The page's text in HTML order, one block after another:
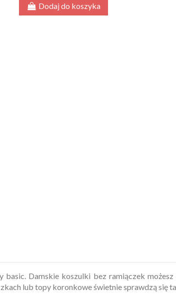
Dodaj do koszyka
Damskie koszulki bez ramiączek
lub topy koronkowe świetnie sprawdzą się